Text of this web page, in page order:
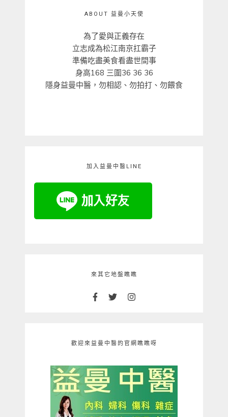
ABOUT 益曼小天使
為了愛與正義存在
立志成為松江南京扛霸子
準備吃盡美食看盡世間事
身高168 三圍36 36 36
隱身益曼中醫，勿相認、勿拍打、勿餵食
加入益曼中醫LINE
來其它地盤瞧瞧
歡迎來益曼中醫的官網瞧瞧呀